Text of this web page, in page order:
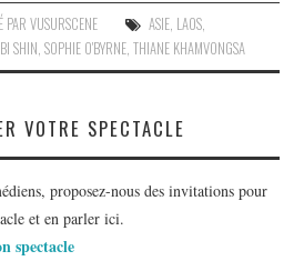
PAR VUSURSCENE ASIE, LAOS,
SHIN ,SOPHIE O'BYRNE ,THIANE KHAMVONGSA
VOTRE SPECTACLE
proposez-nous des invitations pour
et en parler ici.
spectacle